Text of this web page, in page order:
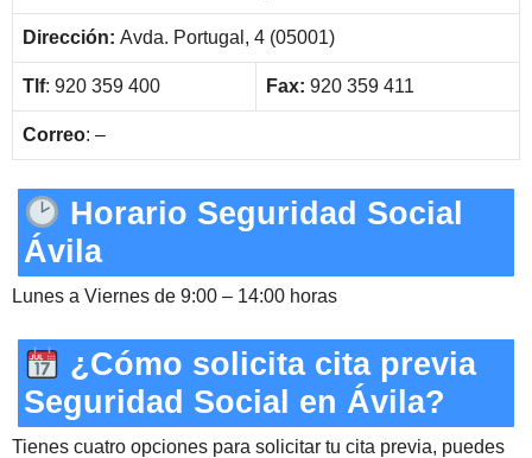
Dirección: Avda. Portugal, 4 (05001)
Tlf: 920 359 400 Fax: 920 359 411
Correo: –
Horario Seguridad Social
Ávila
Lunes a Viernes de 9:00 – 14:00 horas
¿Cómo solicita cita previa
Seguridad Social en Ávila?
Tienes cuatro opciones para solicitar tu cita previa, puedes